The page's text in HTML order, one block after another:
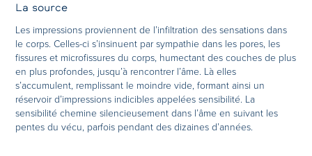
La source
Les impressions proviennent de l’infiltration des sensations dans
le corps. Celles-ci s’insinuent par sympathie dans les pores, les
fissures et microfissures du corps, humectant des couches de plus
en plus profondes, jusqu’à rencontrer l’âme. Là elles
s’accumulent, remplissant le moindre vide, formant ainsi un
réservoir d’impressions indicibles appelées sensibilité. La
sensibilité chemine silencieusement dans l’âme en suivant les
pentes du vécu, parfois pendant des dizaines d’années.